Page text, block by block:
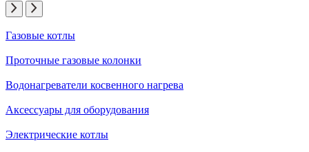
Газовые котлы
Проточные газовые колонки
Водонагреватели косвенного нагрева
Аксессуары для оборудования
Электрические котлы